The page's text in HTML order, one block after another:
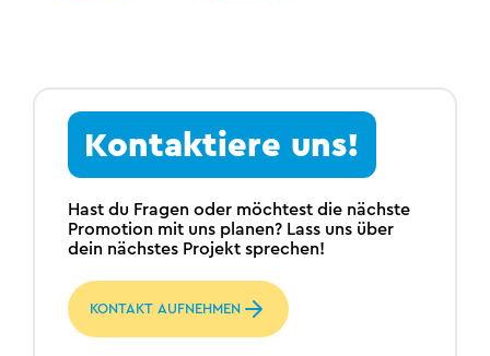
Kontaktiere uns!
Hast du Fragen oder möchtest die nächste
Promotion mit uns planen? Lass uns über
dein nächstes Projekt sprechen!
KONTAKT AUFNEHMEN